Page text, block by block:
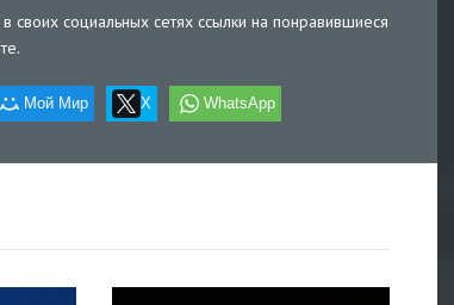
социальных сетях ссылки на понравившиеся
Мой Мир X WhatsApp